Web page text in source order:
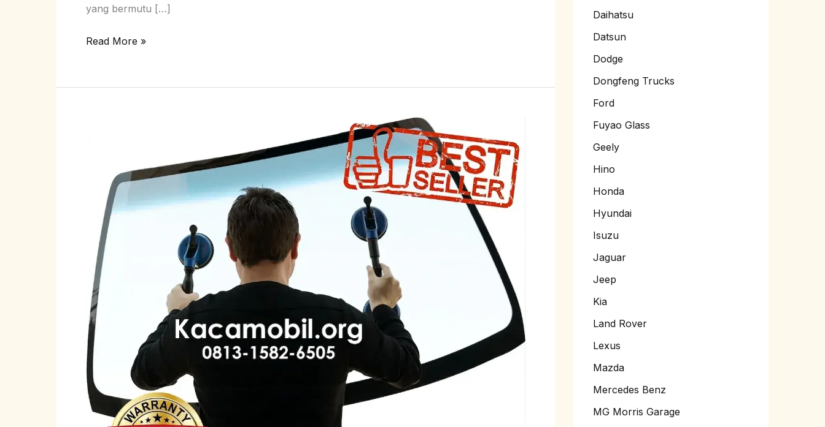
yang bermutu […]
Read More »
Morris
Garage
Daihatsu
Datsun
Dodge
Dongfeng Trucks
Ford
Fuyao Glass
Geely
Hino
Honda
Hyundai
Isuzu
Jaguar
Jeep
Kia
Land Rover
Lexus
Mazda
Mercedes Benz
MG Morris Garage